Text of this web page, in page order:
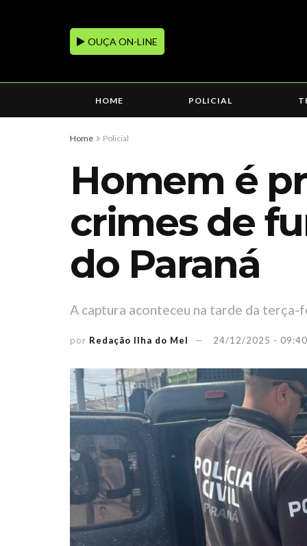
OUÇA ON-LINE
HOME POLICIAL
Home Policial
Homem é
crimes de
do Paraná
A captura aconteceu na tarde da
por Redação Ilha do Mel 24/12/2025 - 09:40